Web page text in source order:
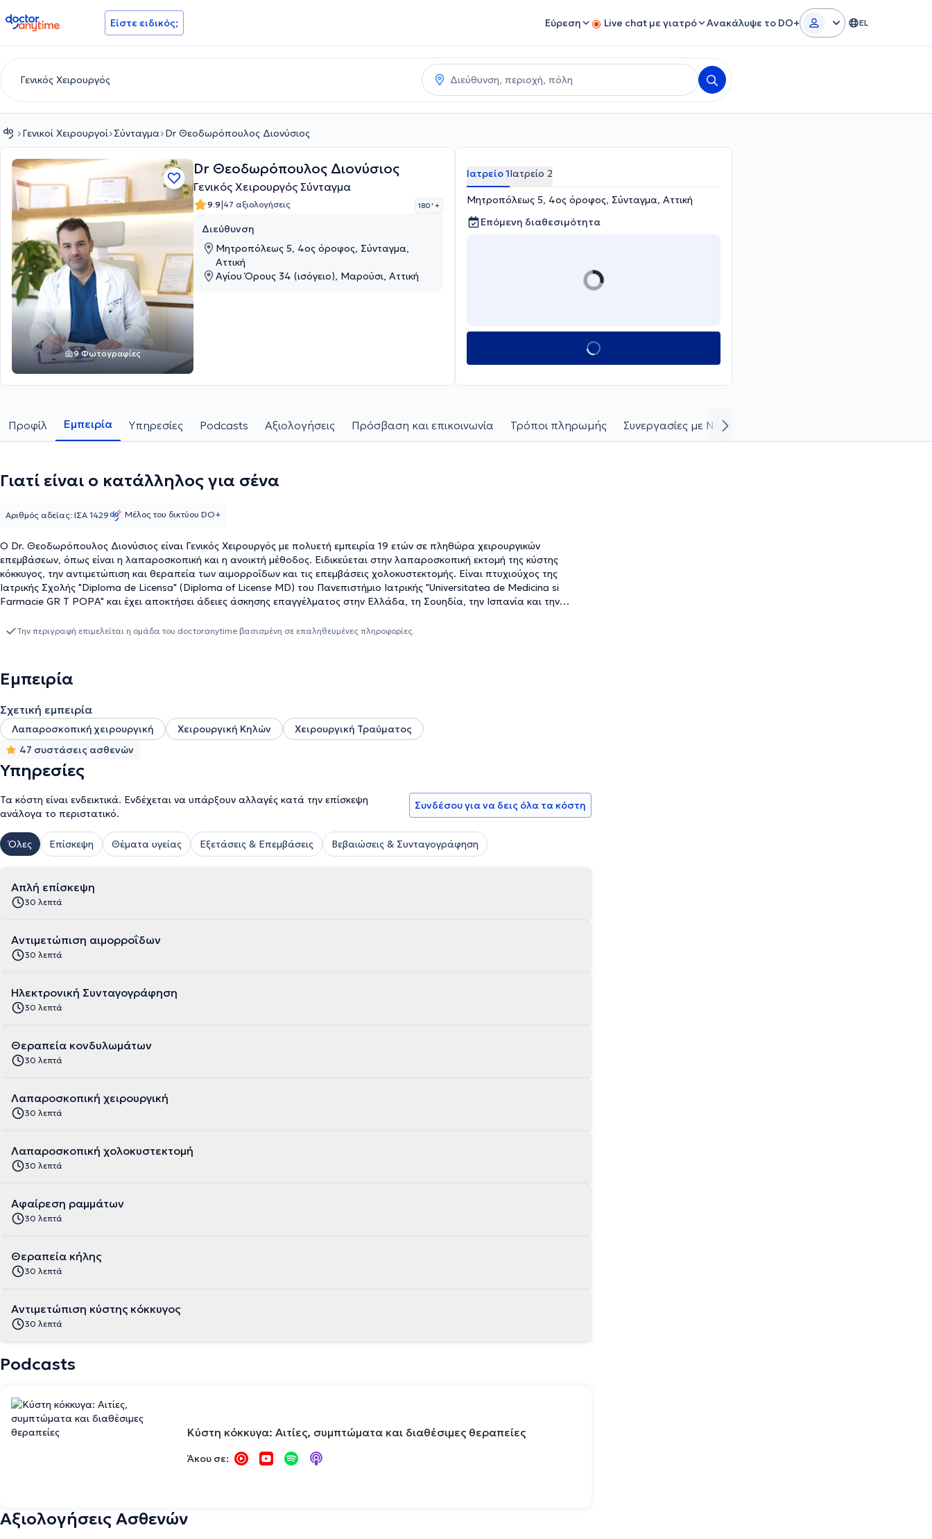
doctoranytime Είστε ειδικός; Εύρεση Live chat με γιατρό Ανακάλυψε το DO+ EL
Γενικοί Χειρουργοί Σύνταγμα Dr Θεοδωρόπουλος Διονύσιος
9 Φωτογραφίες
Dr Θεοδωρόπουλος Διονύσιος
Γενικός Χειρουργός Σύνταγμα
9.9|47 αξιολογήσεις 180 ' +
Διεύθυνση
Μητροπόλεως 5, 4ος όροφος, Σύνταγμα,
Αττική
Αγίου Όρους 34 (ισόγειο), Μαρούσι, Αττική
Ιατρείο 1Ιατρείο 2
Μητροπόλεως 5, 4ος όροφος, Σύνταγμα, Αττική
Επόμενη διαθεσιμότητα
Προφίλ Εμπειρία Υπηρεσίες Podcasts Αξιολογήσεις Πρόσβαση και επικοινωνία Τρόποι πληρωμής Συνεργασίες με Νοσοκομεία/Κλινικές
Γιατί είναι ο κατάλληλος για σένα
O Dr. Θεοδωρόπουλος Διονύσιος είναι Γενικός Χειρουργός με πολυετή εμπειρία 19 ετών σε πληθώρα χειρουργικών
επεμβάσεων, όπως είναι η λαπαροσκοπική και η ανοικτή μέθοδος. Ειδικεύεται στην λαπαροσκοπική εκτομή της κύστης
κόκκυγος, την αντιμετώπιση και θεραπεία των αιμορροΐδων και τις επεμβάσεις χολοκυστεκτομής. Είναι πτυχιούχος της
Ιατρικής Σχολής "Diploma de Licensa" (Diploma of License MD) του Πανεπιστήμιο Ιατρικής "Universitatea de Medicina si
Farmacie GR T POPA" και έχει αποκτήσει άδειες άσκησης επαγγέλματος στην Ελλάδα, τη Σουηδία, την Ισπανία και την
Νοσοκομείου Κωνσταντοπούλειο και στο Τμήμα Πλαστικής Χειρουργικής του Ογκολογικού Νοσοκομείου Αγ. Ανάργυροι. Στο
υπεύθυνος μετεγχειρητικής παρακολούθησης και θεραπείας ασθενών με καρκίνο του ήπατος και του παγκρέατος.
Αντιμετωπίζει πλήθος περιστατικών αξιοποιώντας την επιστημονική του αρτιότητα και την πλούσια εμπειρία του έχοντας
Αριθμός αδείας: ΙΣΑ 1429 Μέλος του δικτύου DO+
Την περιγραφή επιμελείται η ομάδα του doctoranytime βασισμένη σε επαληθευμένες πληροφορίες.
Εμπειρία
Σχετική εμπειρία
Λαπαροσκοπική χειρουργική Χειρουργική Κηλών
Χειρουργική Τραύματος
47 συστάσεις ασθενών
Υπηρεσίες
Τα κόστη είναι ενδεικτικά. Ενδέχεται να υπάρξουν αλλαγές κατά την επίσκεψη
ανάλογα το περιστατικό.
Συνδέσου για να δεις όλα τα κόστη
Όλες Επίσκεψη Θέματα υγείας Εξετάσεις & Επεμβάσεις Βεβαιώσεις & Συνταγογράφηση
Απλή επίσκεψη
30 λεπτά
Αντιμετώπιση αιμορροΐδων
30 λεπτά
Ηλεκτρονική Συνταγογράφηση
30 λεπτά
Θεραπεία κονδυλωμάτων
30 λεπτά
Λαπαροσκοπική χειρουργική
30 λεπτά
Λαπαροσκοπική χολοκυστεκτομή
30 λεπτά
Αφαίρεση ραμμάτων
30 λεπτά
Θεραπεία κήλης
30 λεπτά
Αντιμετώπιση κύστης κόκκυγος
30 λεπτά
Podcasts
Κύστη κόκκυγα: Αιτίες, συμπτώματα και διαθέσιμες θεραπείες
Άκου σε:
Αξιολογήσεις Ασθενών